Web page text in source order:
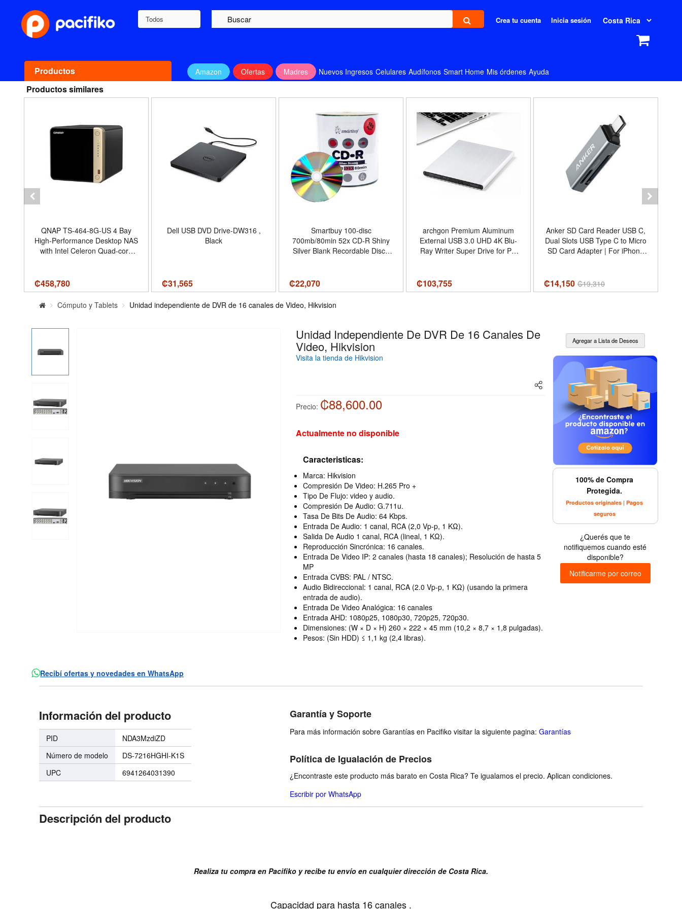
Todos Crea tu cuenta Inicia sesión
Productos Amazon Ofertas Madres Nuevos Ingresos Celulares Audífonos Smart Home Mis órdenes Ayuda
Productos similares
QNAP TS-464-8G-US 4 Bay
High-Performance Desktop NAS
with Intel Celeron Quad-core
Network Connectivity (Diskless)
| Intel Quad-Core 4-Bay NAS
with Dual 2.5GbE and M.2
NVMe slots for backup, virtuali
₡458,780
Dell USB DVD Drive-DW316 ,
Black
₡31,565
Smartbuy 100-disc
700mb/80min 52x CD-R Shiny
Silver Blank Recordable Disc |
OEM packaging - Plastic Shrink
Wrap
₡22,070
archgon Premium Aluminum
External USB 3.0 UHD 4K Blu-
Ray Writer Super Drive for PC
₡103,755
Anker SD Card Reader USB C,
Dual Slots USB Type C to Micro
SD Card Adapter | For iPhone
SDXC/SDHC/SD/Micro
SDXC/MicroSD/Micro
₡14,150 ₡19,310
Cómputo y Tablets Unidad independiente de DVR de 16 canales de Video, Hikvision
Unidad Independiente De DVR De 16 Canales De
Video, Hikvision
Visita la tienda de Hikvision
Precio: ₡88,600.00
Actualmente no disponible
Caracteristicas:
Marca: Hikvision
Compresión De Video: H.265 Pro +
Tipo De Flujo: video y audio.
Compresión De Audio: G.711u.
Tasa De Bits De Audio: 64 Kbps.
Entrada De Audio: 1 canal, RCA (2,0 Vp-p, 1 KΩ).
Salida De Audio 1 canal, RCA (lineal, 1 KΩ).
Reproducción Sincrónica: 16 canales.
Entrada De Video IP: 2 canales (hasta 18 canales); Resolución de hasta 5
MP
Entrada CVBS: PAL / NTSC.
Audio Bidireccional: 1 canal, RCA (2.0 Vp-p, 1 KΩ) (usando la primera
entrada de audio).
Entrada De Video Analógica: 16 canales
Entrada AHD: 1080p25, 1080p30, 720p25, 720p30.
Dimensiones: (W × D × H) 260 × 222 × 45 mm (10,2 × 8,7 × 1,8 pulgadas).
Pesos: (Sin HDD) ≤ 1,1 kg (2,4 libras).
100% de Compra
Protegida.
Productos originales | Pagos
seguros
¿Querés que te
notifiquemos cuando esté
disponible?
Notificarme por correo
Recibí ofertas y novedades en WhatsApp
Información del producto
PID
NDA3MzdiZD
Número de modelo
DS-7216HGHI-K1S
UPC
6941264031390
Garantía y Soporte
Para más información sobre Garantías en Pacifiko visitar la siguiente pagina: Garantías
Política de Igualación de Precios
¿Encontraste este producto más barato en Costa Rica? Te igualamos el precio. Aplican condiciones.
Escribir por WhatsApp
Descripción del producto
Realiza tu compra en Pacifiko y recibe tu envío en cualquier dirección de Costa Rica.
Capacidad para hasta 16 canales .